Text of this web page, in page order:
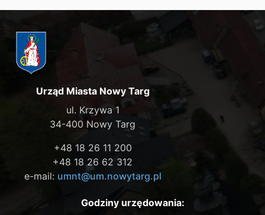
Urząd Miasta Nowy Targ
ul. Krzywa 1
34-400 Nowy Targ
+48 18 26 11 200
+48 18 26 62 312
e-mail: umnt@um.nowytarg.pl
Godziny urzędowania: